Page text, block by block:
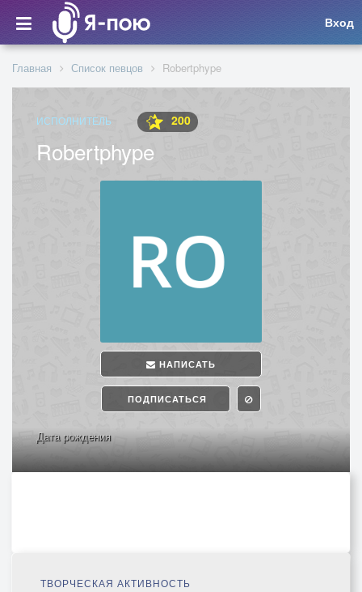
Вход
Главная Список певцов Robertphype
ИСПОЛНИТЕЛЬ 200
Robertphype
НАПИСАТЬ
ПОДПИСАТЬСЯ
Дата рождения
ТВОРЧЕСКАЯ АКТИВНОСТЬ